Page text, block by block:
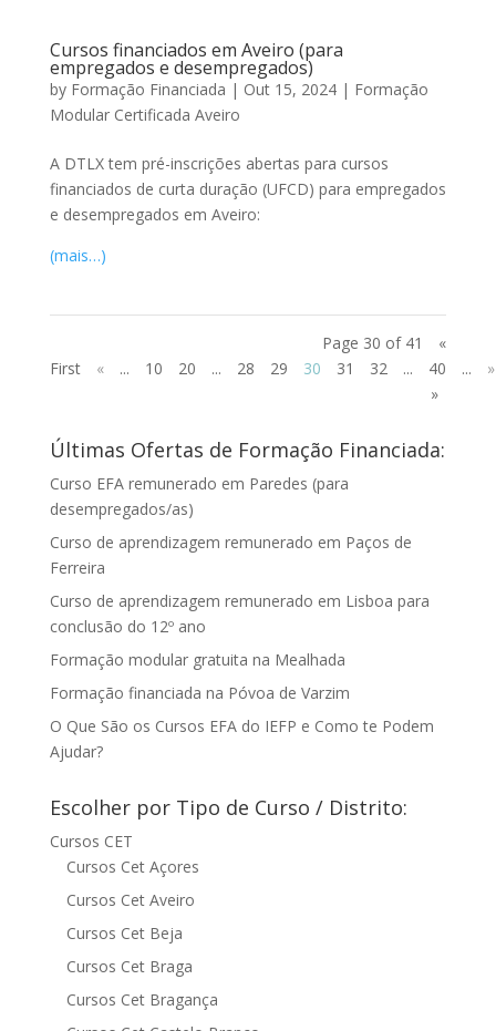
Cursos financiados em Aveiro (para
empregados e desempregados)
by Formação Financiada | Out 15, 2024| Formação
Modular Certificada Aveiro
A DTLX tem pré-inscrições abertas para cursos
financiados de curta duração (UFCD) para empregados
e desempregados em Aveiro:
(mais…)
Page 30 of 41
«
First
« ... 10 20 ... 28 29 30 31 32 ... 40 ...
»
»
Últimas Ofertas de Formação Financiada:
Curso EFA remunerado em Paredes (para
desempregados/as)
Curso de aprendizagem remunerado em Paços de
Ferreira
Curso de aprendizagem remunerado em Lisboa para
conclusão do 12º ano
Formação modular gratuita na Mealhada
Formação financiada na Póvoa de Varzim
O Que São os Cursos EFA do IEFP e Como te Podem
Ajudar?
Escolher por Tipo de Curso / Distrito:
Cursos CET
Cursos Cet Açores
Cursos Cet Aveiro
Cursos Cet Beja
Cursos Cet Braga
Cursos Cet Bragança